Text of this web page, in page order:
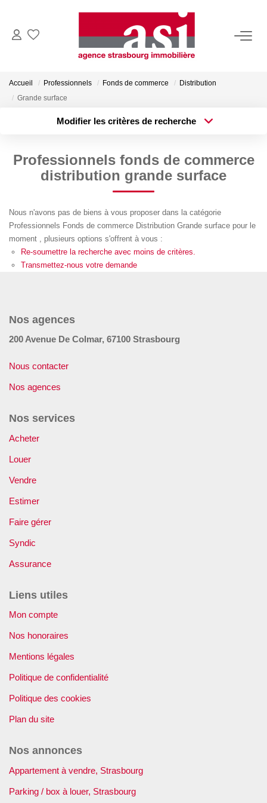
VENDRE
Estimez Votre Bien
LOUER
Consulter Nos Annonces
Dossier Locataire
Accueil Professionnels Fonds de commerce
Distribution
Grande surface
Modifier les critères de recherche
Sélectionnez...
Type de bien
Surface min
Créer une alerte
Professionnels fonds de commerce
distribution grande surface
Nous n'avons pas de biens à vous proposer dans la catégorie
Professionnels Fonds de commerce Distribution Grande surface pour le
moment , plusieurs options s'offrent à vous :
Re-soumettre la recherche avec moins de critères.
Transmettez-nous votre demande
Nos agences
200 Avenue De Colmar, 67100 Strasbourg
Nous contacter
Nos agences
Nos services
Acheter
Louer
Vendre
Estimer
Faire gérer
Syndic
Assurance
Liens utiles
Mon compte
Nos honoraires
Mentions légales
Politique de confidentialité
Politique des cookies
Plan du site
Nos annonces
Appartement à vendre, Strasbourg
Parking / box à louer, Strasbourg